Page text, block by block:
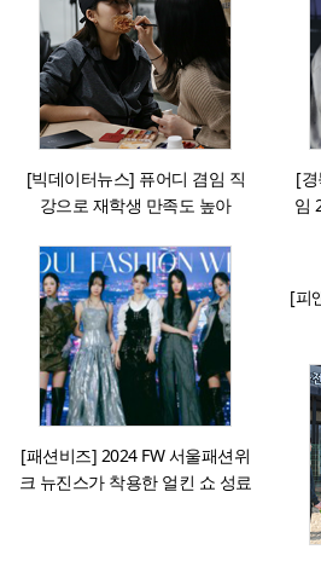
[빅데이터뉴스] 퓨어디 겸임 직
강으로 재학생 만족도 높아
[경북신
임
[패션비즈] 2024 FW 서울패션위
크 뉴진스가 착용한 얼킨 쇼 성료
[피